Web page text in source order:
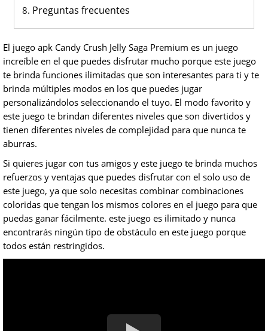
Preguntas frecuentes
El juego apk Candy Crush Jelly Saga Premium es un juego
increíble en el que puedes disfrutar mucho porque este juego
te brinda funciones ilimitadas que son interesantes para ti y te
brinda múltiples modos en los que puedes jugar
personalizándolos seleccionando el tuyo. El modo favorito y
este juego te brindan diferentes niveles que son divertidos y
tienen diferentes niveles de complejidad para que nunca te
aburras.
Si quieres jugar con tus amigos y este juego te brinda muchos
refuerzos y ventajas que puedes disfrutar con el solo uso de
este juego, ya que solo necesitas combinar combinaciones
coloridas que tengan los mismos colores en el juego para que
puedas ganar fácilmente. este juego es ilimitado y nunca
encontrarás ningún tipo de obstáculo en este juego porque
todos están restringidos.